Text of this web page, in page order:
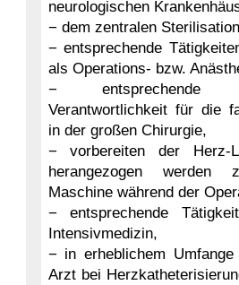
neurologischen
− dem zentralen
− entsprechende
als Operations- bzw.
− entsprechende
Verantwortlichkeit für die
in der großen Chirurgie,
− vorbereiten der Herz-
herangezogen werden
Maschine während der
− entsprechende
Intensivmedizin,
− in erheblichem
Arzt bei